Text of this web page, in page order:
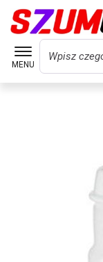
MENU
Wyszukaj